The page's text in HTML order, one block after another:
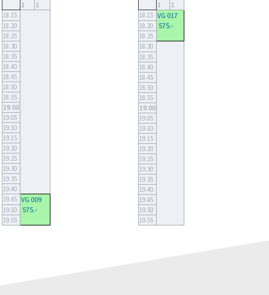
1
2
18.15
18.20
18.25
18.30
18.35
18.40
18.45
18.50
18.55
19.00
19.05
19.10
19.15
19.20
19.25
19.30
19.35
19.40
19.45 VG 009
19.50 575.-
19.55
1
2
18.15 VG 017
18.20 575.-
18.25
18.30
18.35
18.40
18.45
18.50
18.55
19.00
19.05
19.10
19.15
19.20
19.25
19.30
19.35
19.40
19.45
19.50
19.55